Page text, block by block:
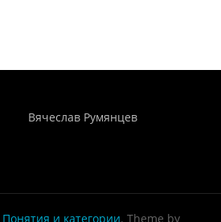
Вячеслав Румянцев
Понятия и категории. Theme by